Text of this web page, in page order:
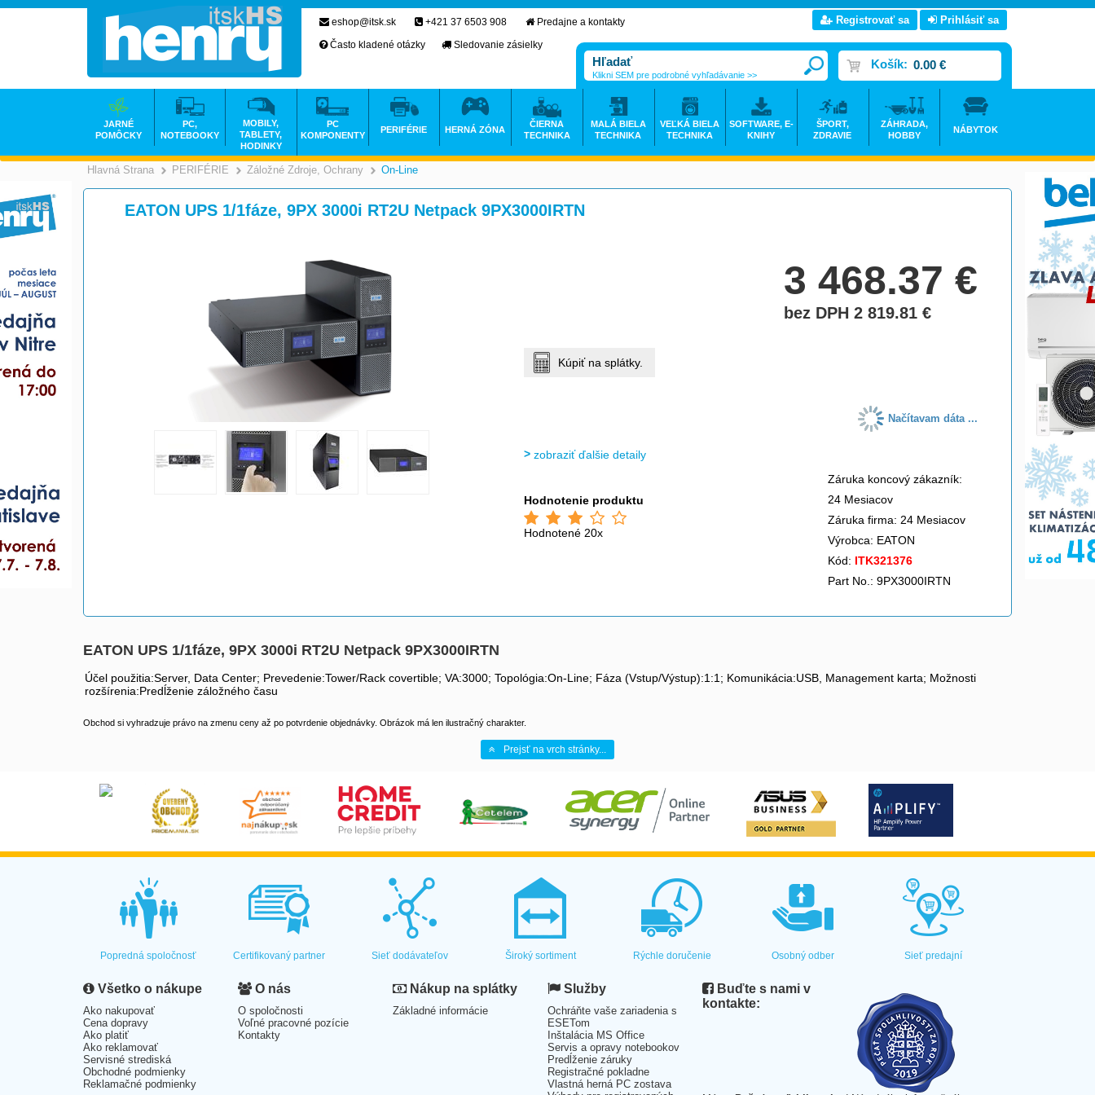
Hlavná Strana >
PERIFÉRIE >
Záložné Zdroje, Ochrany >
On-Line
EATON UPS 1/1fáze, 9PX 3000i RT2U Netpack 9PX3000IRTN
3 468.37€
bez DPH 2 819.81€
Kúpiť na splátky.
Načítavam dáta ...
zobraziť ďalšie detaily
Hodnotenie produktu
Hodnotené 20x
Záruka koncový zákazník:
24 Mesiacov
Záruka firma: 24 Mesiacov
Výrobca: EATON
Kód: ITK321376
Part No.: 9PX3000IRTN
EATON UPS 1/1fáze, 9PX 3000i RT2U Netpack 9PX3000IRTN
Účel použitia:Server, Data Center; Prevedenie:Tower/Rack covertible; VA:3000; Topológia:On-Line; Fáza (Vstup/Výstup):1:1; Komunikácia:USB, Management karta; Možnosti
rozšírenia:Predĺženie záložného času
Obchod si vyhradzuje právo na zmenu ceny až po potvrdenie objednávky. Obrázok má len ilustračný charakter.
Prejsť na vrch stránky...
eshop@itsk.sk +421 37 6503 908
Predajne a kontakty
Často kladené otázky
Sledovanie zásielky
Registrovať sa Prihlásiť sa
Košík: 0.00 €
Klikni SEM pre podrobné vyhľadávanie >>
JARNÉ
POMÔCKY
PC,
NOTEBOOKY
MOBILY,
TABLETY,
HODINKY
PC
KOMPONENTY
PERIFÉRIE HERNÁ ZÓNA
ČIERNA
TECHNIKA
MALÁ BIELA
TECHNIKA
VEĽKÁ BIELA
TECHNIKA
SOFTWARE, E-
KNIHY
ŠPORT,
ZDRAVIE
ZÁHRADA,
HOBBY
NÁBYTOK
Popredná spoločnosť Certifikovaný partner Sieť dodávateľov Široký sortiment Rýchle doručenie Osobný odber Sieť predajní
Všetko o nákupe
Ako nakupovať
Cena dopravy
Ako platiť
Ako reklamovať
Servisné strediská
Obchodné podmienky
Reklamačné podmienky
O nás
O spoločnosti
Voľné pracovné pozície
Kontakty
Nákup na splátky
Základné informácie
Služby
Ochráňte vaše zariadenia s
ESETom
Inštalácia MS Office
Servis a opravy notebookov
Predĺženie záruky
Registračné pokladne
Vlastná herná PC zostava
Buďte s nami v
kontakte: